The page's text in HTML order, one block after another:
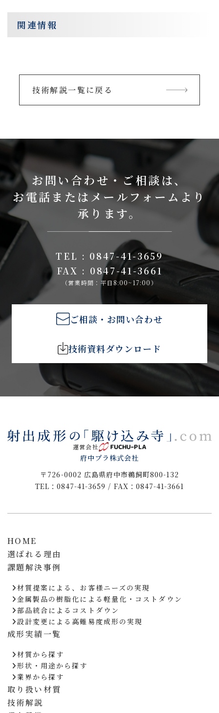
関連情報
技術解説一覧に戻る
お問い合わせ・ご相談は、
お電話またはメールフォームより
承ります。
TEL : 0847-41-3659
FAX : 0847-41-3661
（営業時間：平日8:00~17:00）
ご相談・お問い合わせ
技術資料ダウンロード
運営会社
府中プラ株式会社
〒726-0002 広島県府中市鵜飼町800-132
TEL：0847-41-3659 / FAX：0847-41-3661
HOME
選ばれる理由
課題解決事例
材質提案による、お客様ニーズの実現
金属製品の樹脂化による軽量化・コストダウン
部品統合によるコストダウン
設計変更による高難易度成形の実現
成形実績一覧
材質から探す
形状・用途から探す
業界から探す
取り扱い材質
技術解説